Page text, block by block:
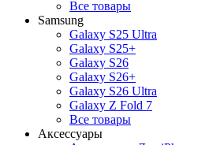
Все товары
Samsung
Galaxy S25 Ultra
Galaxy S25+
Galaxy S26
Galaxy S26+
Galaxy S26 Ultra
Galaxy Z Fold 7
Все товары
Аксессуары